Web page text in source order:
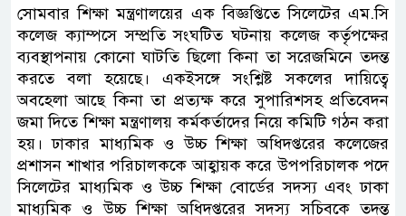
সোমবার শিক্ষা মন্ত্রণালয়ের এক বিজ্ঞপ্তিতে সিলেটের এম.সি
কলেজ ক্যাম্পসে সম্প্রতি সংঘটিত ঘটনায় কলেজ কর্তৃপক্ষের
ব্যবস্থাপনায় কোনো ঘাটতি ছিলো কিনা তা সরেজমিনে তদন্ত
করতে বলা হয়েছে। একইসঙ্গে সংশ্লিষ্ট সকলের দায়িত্বে
অবহেলা আছে কিনা তা প্রত্যক্ষ করে সুপারিশসহ প্রতিবেদন
জমা দিতে শিক্ষা মন্ত্রণালয় কর্মকর্তাদের নিয়ে কমিটি গঠন করা
হয়। ঢাকার মাধ্যমিক ও উচ্চ শিক্ষা অধিদপ্তরের কলেজের
প্রশাসন শাখার পরিচালককে আহ্বায়ক করে উপপরিচালক পদে
সিলেটের মাধ্যমিক ও উচ্চ শিক্ষা বোর্ডের সদস্য এবং ঢাকা
মাধ্যমিক ও উচ্চ শিক্ষা অধিদপ্তরের সদস্য সচিবকে তদন্ত